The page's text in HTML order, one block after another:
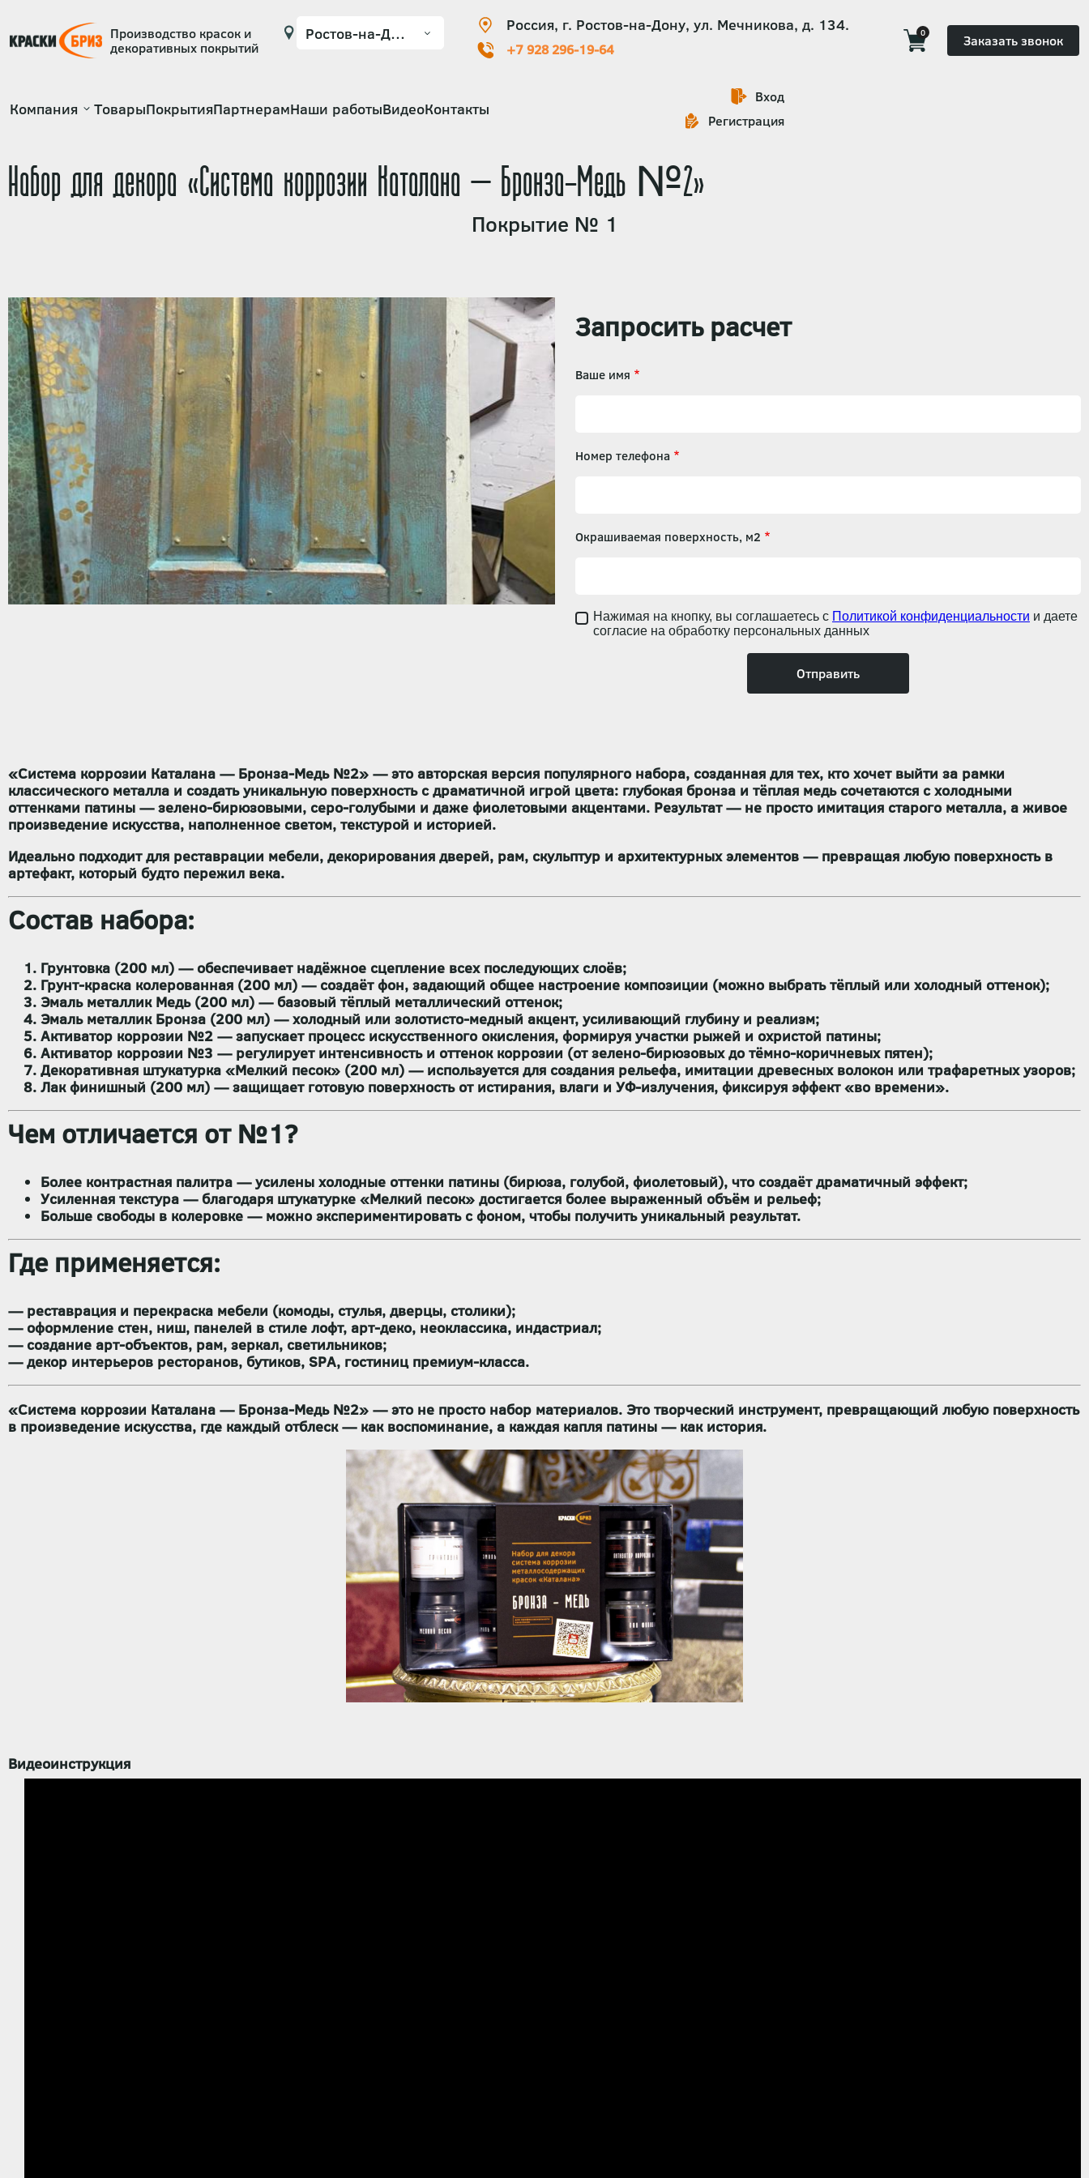
Производство красок и
декоративных покрытий
Россия, г. Ростов-на-Дону, ул. Мечникова, д. 134.
+7 928 296-19-64
0 Заказать звонок
Основная
Компания ТоварыПокрытияПартнерамНаши работыВидеоКонтакты
Вход
Регистрация
Набор для декора «Система коррозии Каталана — Бронза-Медь №2»
Покрытие № 1
Запросить расчет
Ваше имя
Номер телефона
Окрашиваемая поверхность, м2
Нажимая на кнопку, вы соглашаетесь с Политикой конфиденциальности и даете
согласие на обработку персональных данных
«Система коррозии Каталана — Бронза-Медь №2» — этоавторская версия популярного набора, созданная для тех, кто хочет выйти за рамки
классического металла и создатьуникальную поверхность с драматичной игрой цвета: глубокая бронза и тёплая медь сочетаются с холодными
оттенками патины — зелено-бирюзовыми, серо-голубыми и даже фиолетовыми акцентами. Результат — не просто имитация старого металла, а живое
произведение искусства, наполненное светом, текстурой и историей.
Идеально подходит для реставрации мебели, декорирования дверей, рам, скульптур и архитектурных элементов — превращая любую поверхность в
артефакт, который будто пережил века.
Состав набора:
Грунтовка (200 мл) — обеспечивает надёжное сцепление всех последующих слоёв;
Грунт-краска колерованная (200 мл) — создаёт фон, задающий общее настроение композиции (можно выбрать тёплый или холодный оттенок);
Эмаль металлик Медь(200 мл) — базовый тёплый металлический оттенок;
Эмаль металлик Бронза (200 мл) — холодный или золотисто-медный акцент, усиливающий глубину и реализм;
Активатор коррозии №2 — запускает процесс искусственного окисления, формируя участки рыжей и охристой патины;
Активатор коррозии №3 — регулирует интенсивность и оттенок коррозии (от зелено-бирюзовых до тёмно-коричневых пятен);
Декоративная штукатурка «Мелкий песок» (200 мл) — используется для создания рельефа, имитации древесных волокон или трафаретных узоров;
Лак финишный (200 мл) — защищает готовую поверхность от истирания, влаги и УФ-излучения, фиксируя эффект «во времени».
Чем отличается от №1?
Более контрастная палитра — усилены холодные оттенки патины (бирюза, голубой, фиолетовый), что создаёт драматичный эффект;
Усиленная текстура — благодаря штукатурке «Мелкий песок» достигается более выраженный объём и рельеф;
Больше свободы в колеровке — можно экспериментировать с фоном, чтобы получить уникальный результат.
Где применяется:
— реставрация и перекраска мебели (комоды, стулья, дверцы, столики);
— оформление стен, ниш, панелей в стиле лофт, арт-деко, неоклассика, индастриал;
— создание арт-объектов, рам, зеркал, светильников;
— декор интерьеров ресторанов, бутиков, SPA, гостиниц премиум-класса.
«Система коррозии Каталана — Бронза-Медь №2» — это не просто набор материалов. Этотворческий инструмент, превращающий любую поверхность
в произведение искусства, где каждый отблеск — как воспоминание, а каждая капля патины — как история.
Видеоинструкция